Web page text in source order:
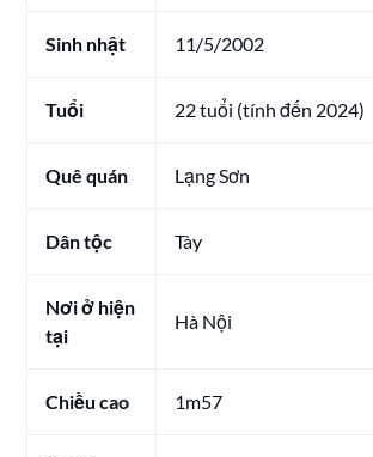
Sinh nhật 11/5/2002
Tuổi 22 tuổi (tính đến 2024)
Quê quán Lạng Sơn
Dân tộc Tày
Nơi ở hiện
tại
Hà Nội
Chiều cao 1m57